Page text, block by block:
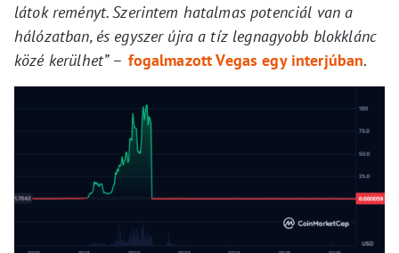
látok reményt. Szerintem hatalmas potenciál van a
hálózatban, és egyszer újra a tíz legnagyobb blokklánc
közé kerülhet”– fogalmazott Vegas egy interjúban.